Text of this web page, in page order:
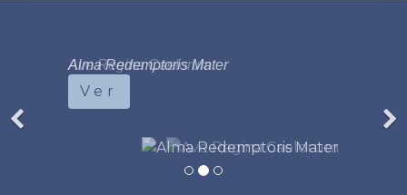
Ave Regina Caelorum
Ver